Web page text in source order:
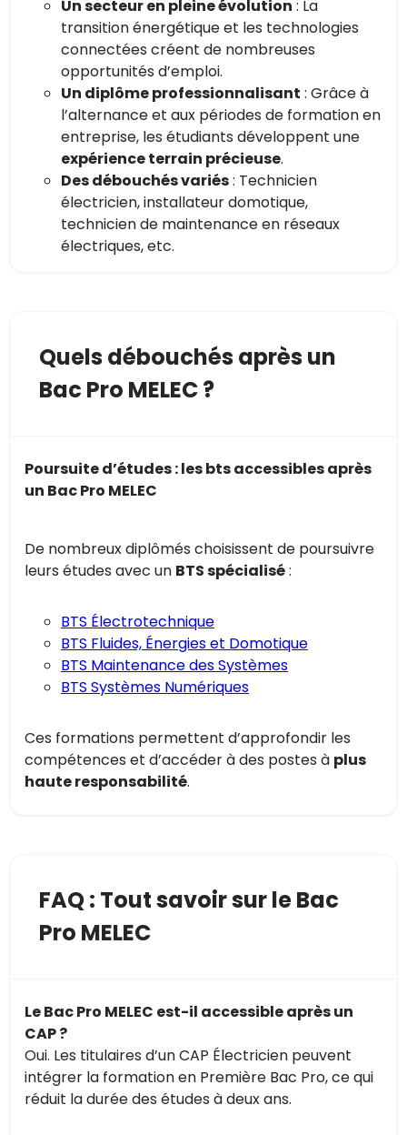
Un secteur en pleine évolution : La
transition énergétique et les technologies
connectées créent de nombreuses
opportunités d’emploi.
Un diplôme professionnalisant : Grâce à
l’alternance et aux périodes de formation en
entreprise, les étudiants développent une
expérience terrain précieuse.
Des débouchés variés: Technicien
électricien, installateur domotique,
technicien de maintenance en réseaux
électriques, etc.
Quels débouchés après un
Bac Pro MELEC ?
Poursuite d’études : les bts accessibles après
un Bac Pro MELEC
De nombreux diplômés choisissent de poursuivre
leurs études avec un BTS spécialisé:
BTS Électrotechnique
BTS Fluides, Énergies et Domotique
BTS Maintenance des Systèmes
BTS Systèmes Numériques
Ces formations permettent d’approfondir les
compétences et d’accéder à des postes à plus
haute responsabilité.
FAQ : Tout savoir sur le Bac
Pro MELEC
Le Bac Pro MELEC est-il accessible après un
CAP ?
Oui. Les titulaires d’un CAP Électricien peuvent
intégrer la formation en Première Bac Pro, ce qui
réduit la durée des études à deux ans.